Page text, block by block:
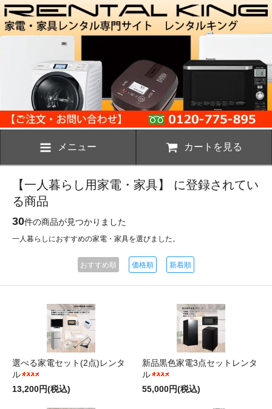
メニュー カートを見る
【一人暮らし用家電・家具】 に登録されてい
る商品
30件の商品が見つかりました
一人暮らしにおすすめの家電・家具を選びました。
おすすめ順 価格順 新着順
選べる家電セット(2点)レンタ
ル
13,200円(税込)
新品黒色家電3点セットレンタ
ル
55,000円(税込)